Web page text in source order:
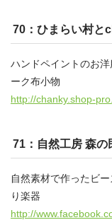
70：ひまらい村と
ハンドペイントのお
ーク布小物
http://chanky.shop-
71：自然工房 森の
自然素材で作ったビ
り楽器
http://